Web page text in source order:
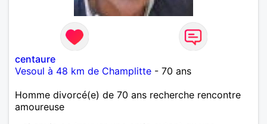
centaure
Vesoul à 48 km de Champlitte - 70 ans
Homme divorcé(e) de 70 ans recherche rencontre
amoureuse